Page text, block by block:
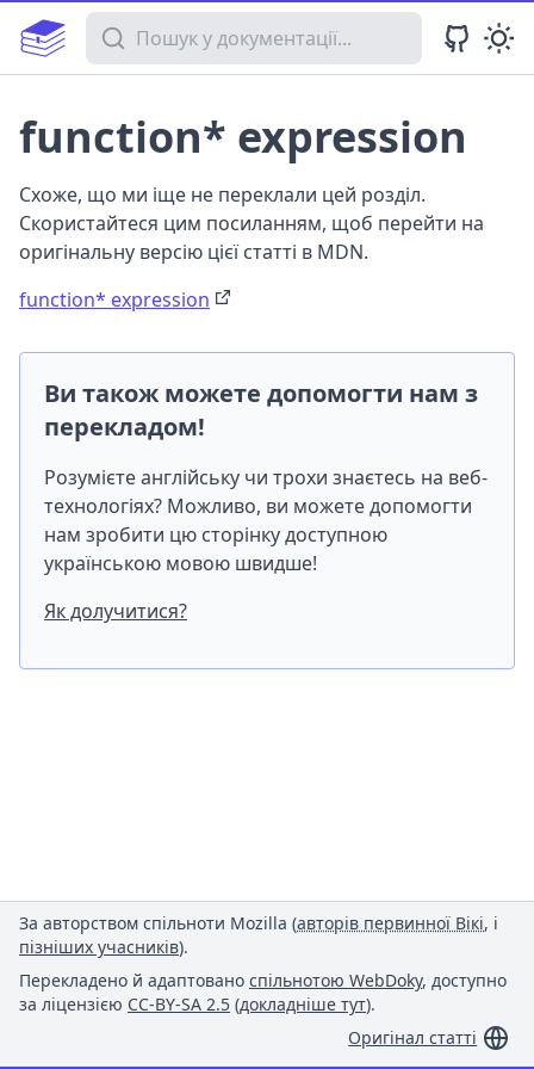
Пошук у документації
function* expression
Схоже, що ми іще не переклали цей розділ.
Скористайтеся цим посиланням, щоб перейти на
оригінальну версію цієї статті в MDN.
function* expression
Ви також можете допомогти нам з
перекладом!
Розумієте англійську чи трохи знаєтесь на веб-
технологіях? Можливо, ви можете допомогти
нам зробити цю сторінку доступною
українською мовою швидше!
Як долучитися?
За авторством спільноти Mozilla (авторів первинної Вікі, і
пізніших учасників).
Перекладено й адаптовано спільнотою WebDoky, доступно
за ліцензією CC-BY-SA 2.5 (докладніше тут).
Оригінал статті